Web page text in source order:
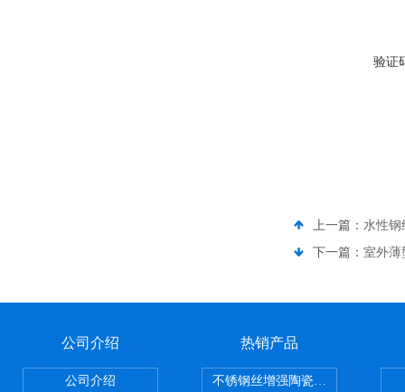
验证
上一篇： 水性钢
下一篇： 室外薄
公司介绍
公司介绍
热销产品
不锈钢丝增强陶瓷纤维布，陶瓷布